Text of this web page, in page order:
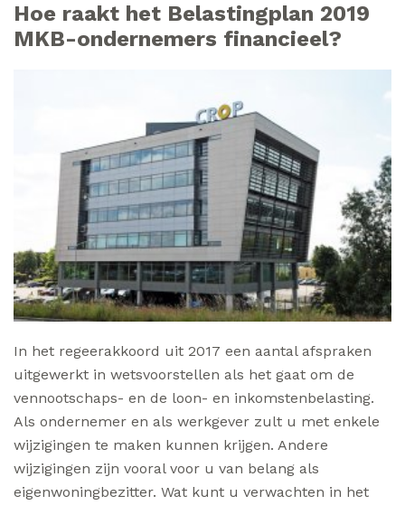
Hoe raakt het Belastingplan 2019
MKB-ondernemers financieel?
In het regeerakkoord uit 2017 een aantal afspraken
uitgewerkt in wetsvoorstellen als het gaat om de
vennootschaps- en de loon- en inkomstenbelasting.
Als ondernemer en als werkgever zult u met enkele
wijzigingen te maken kunnen krijgen. Andere
wijzigingen zijn vooral voor u van belang als
eigenwoningbezitter. Wat kunt u verwachten in het